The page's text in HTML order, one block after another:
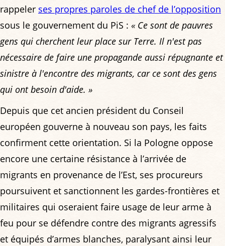
rappeler ses propres paroles de chef de l’opposition
sous le gouvernement du PiS : « Ce sont de pauvres
gens qui cherchent leur place sur Terre. Il n'est pas
nécessaire de faire une propagande aussi répugnante et
sinistre à l'encontre des migrants, car ce sont des gens
qui ont besoin d'aide. »
Depuis que cet ancien président du Conseil
européen gouverne à nouveau son pays, les faits
confirment cette orientation. Si la Pologne oppose
encore une certaine résistance à l’arrivée de
migrants en provenance de l’Est, ses procureurs
poursuivent et sanctionnent les gardes-frontières et
militaires qui oseraient faire usage de leur arme à
feu pour se défendre contre des migrants agressifs
et équipés d’armes blanches, paralysant ainsi leur